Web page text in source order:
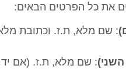
את כל הפרטים הבאים:
: שם מלא, ת.ז. וכתובת
: שם מלא, ת.ז. (אם